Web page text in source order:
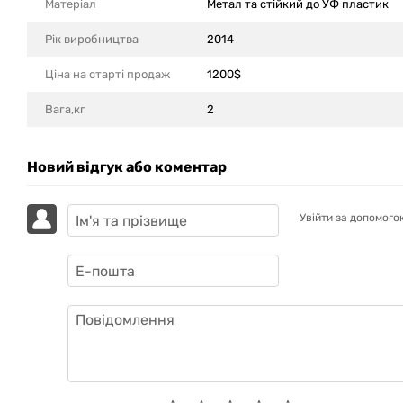
Матеріал Метал та стійкий до УФ пластик
Рік виробництва 2014
Ціна на старті продаж 1200$
Вага,кг 2
Новий відгук або коментар
Увійти за
GAZIKAI